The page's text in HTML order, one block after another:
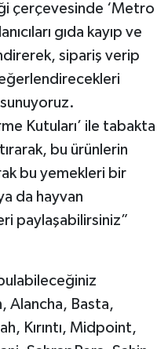
çerçevesinde ‘Metro
gıda kayıp ve
sipariş verip
sunuyoruz.
Kutuları’ ile tabakta
bu ürünlerin
bu yemekleri bir
da hayvan
paylaşabilirsiniz”
Alancha, Basta,
Kırıntı, Midpoint,